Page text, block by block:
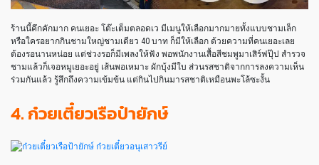
ร้านนี้คึกคักมาก คนเยอะ โต๊ะเต็มตลอดเว มีเมนูให้เลือกมากมายทั้งแบบชามเล็ก
หรือใครอยากกินชามใหญ่ชามเดียว 40 บาท ก็มีให้เลือก ด้วยความที่คนเยอะเลย
ต้องรอนานหน่อย แต่ช่วงรอก็มีเพลงให้ฟัง พอพนักงานเสื้อสีชมพูมาเสิร์ฟปุ๊ป สำรวจ
ชามแล้วก็เจอหมูเยอะอยู่ เส้นพอเหมาะ ผักบุ้งมีใบ ส่วนรสชาติจากการลงความเห็น
ร่วมกันแล้ว รู้สึกถึงความเข้มข้น แต่กินไปกินมารสชาติเหมือนพะโล้ซะงั้น
4. ก๋วยเตี๋ยวเรือป๋ายักษ์